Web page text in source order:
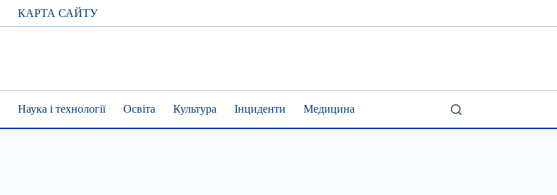
КАРТА САЙТУ
Наука і технології Освіта Культура Інциденти Медицина